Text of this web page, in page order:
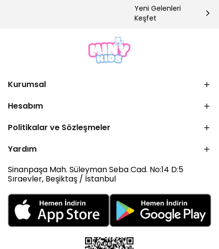
Yeni Gelenleri
Keşfet
Kurumsal
Hesabım
Politikalar ve Sözleşmeler
Yardım
Sinanpaşa Mah. Süleyman Seba Cad. No:14 D:5
Sıraevler, Beşiktaş / İstanbul